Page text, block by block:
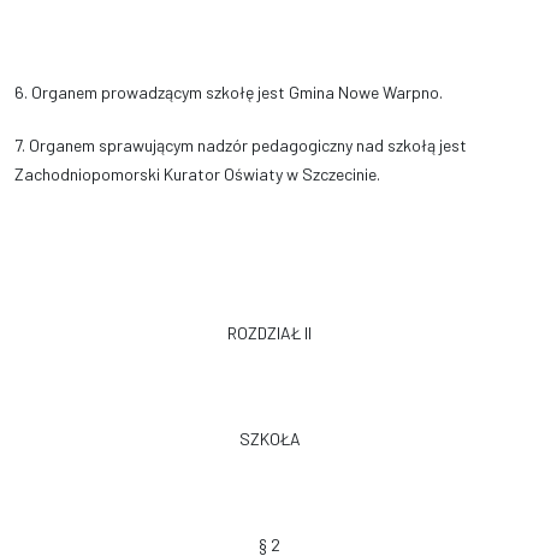
6. Organem prowadzącym szkołę jest Gmina Nowe Warpno.
7. Organem sprawującym nadzór pedagogiczny nad szkołą jest
Zachodniopomorski Kurator Oświaty w Szczecinie.
ROZDZIAŁ II
SZKOŁA
§ 2